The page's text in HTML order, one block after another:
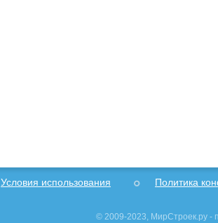
Условия использования Политика
© 2009-2023, МирСтроек.ру -